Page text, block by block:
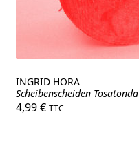
INGRID HORA
Scheibenscheiden Tosatonda
4,99€ TTC